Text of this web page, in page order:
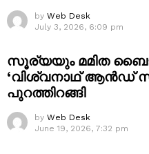
by Web Desk
July 3, 2026, 6:09 pm
സൂര്യയും മമിത
‘വിശ്വനാഥ് ആൻഡ്
പുറത്തിറങ്ങി
by Web Desk
June 19, 2026, 7:32 pm